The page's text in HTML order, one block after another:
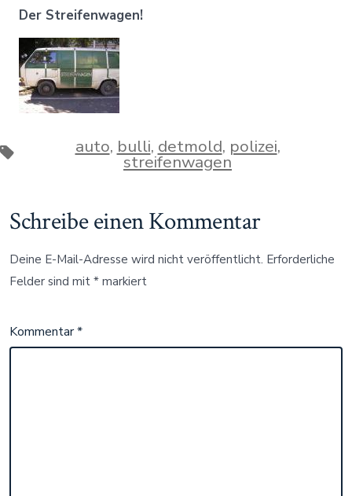
Der Streifenwagen!
Schlagwörter
auto, bulli, detmold, polizei,
streifenwagen
Schreibe einen Kommentar
Deine E-Mail-Adresse wird nicht veröffentlicht. Erforderliche
Felder sind mit* markiert
Kommentar*